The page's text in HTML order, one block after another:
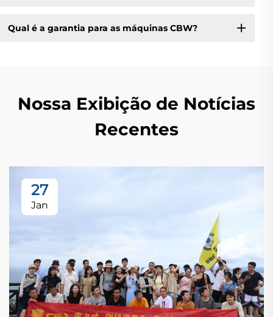
Qual é a garantia para as máquinas CBW?
Nossa Exibição de Notícias
Recentes
27
Jan